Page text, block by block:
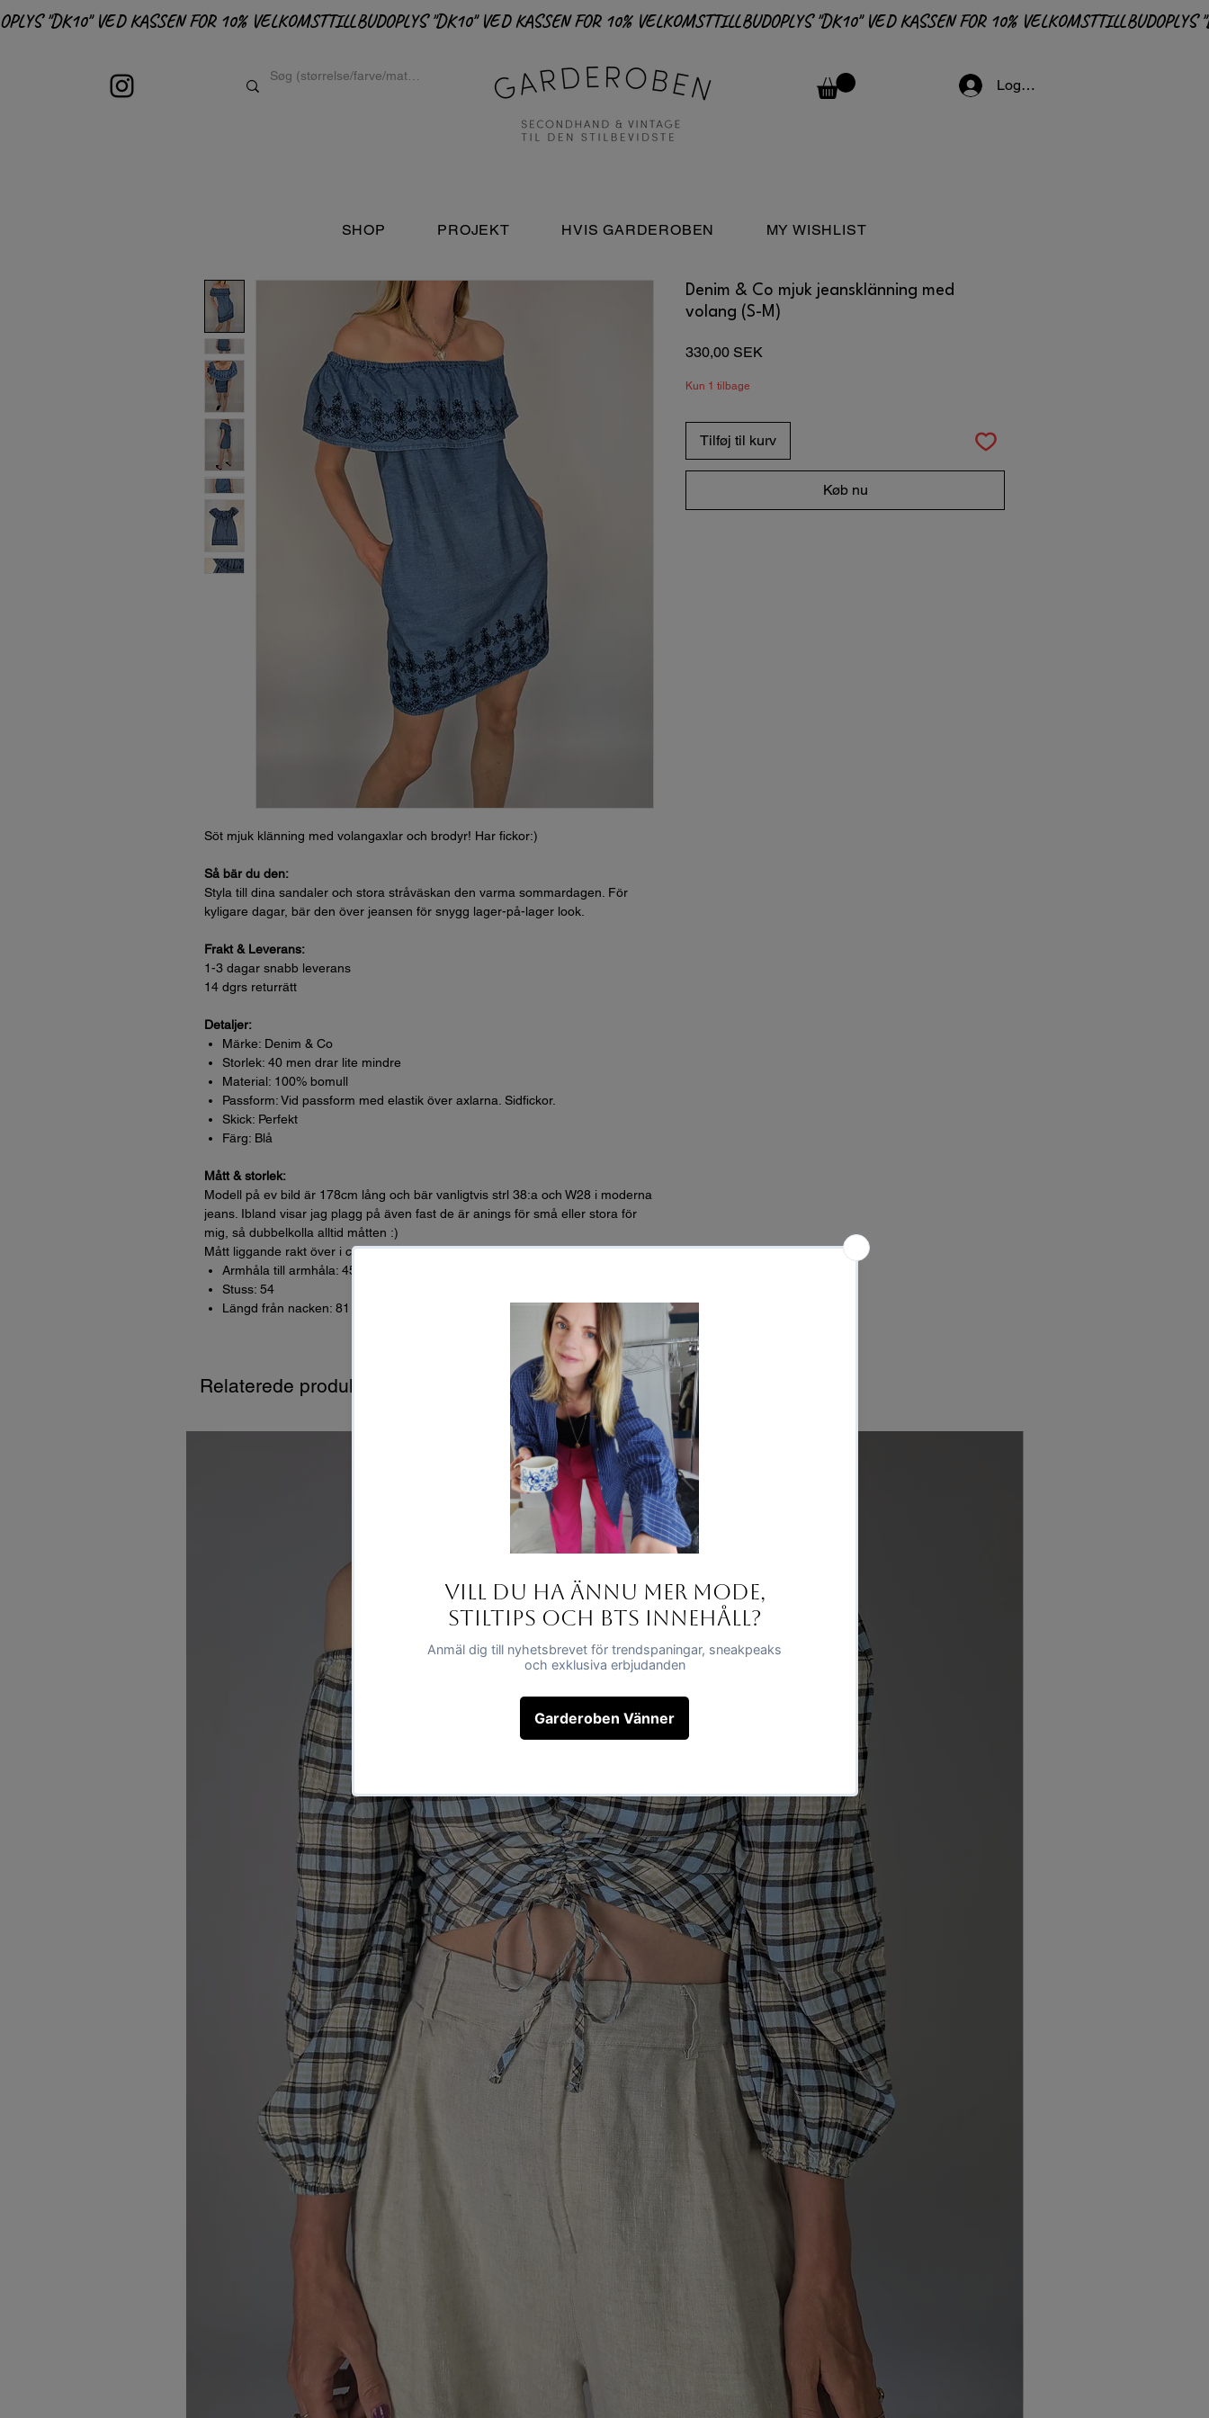
OPLYS "DK10" VED KASSEN FOR 10% VELKOMSTTILLBUD
Logga in
SHOP PROJEKT HVIS GARDEROBEN MY WISHLIST
Söt mjuk klänning med volangaxlar och brodyr! Har fickor:)
Så bär du den:
Styla till dina sandaler och stora stråväskan den varma sommardagen. För
kyligare dagar, bär den över jeansen för snygg lager-på-lager look.
Frakt & Leverans:
1-3 dagar snabb leverans
14 dgrs returrätt
Detaljer:
Märke: Denim & Co
Storlek: 40 men drar lite mindre
Material: 100% bomull
Passform: Vid passform med elastik över axlarna. Sidfickor.
Skick: Perfekt
Färg: Blå
Mått & storlek:
Modell på ev bild är 178cm lång och bär vanligtvis strl 38:a och W28 i moderna
jeans. Ibland visar jag plagg på även fast de är anings för små eller stora för
mig, så dubbelkolla alltid måtten :)
Mått liggande rakt över i cm (dvs *2 för omkrets):
Armhåla till armhåla: 45
Stuss: 54
Längd från nacken: 81
Denim & Co mjuk jeansklänning med
volang (S-M)
330,00 SEK
Kun 1 tilbage
Tilføj til kurv
Køb nu
Relaterede produkter